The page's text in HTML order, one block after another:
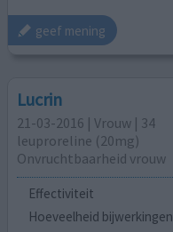
geef mening
Lucrin
21-03-2016 | Vrouw | 34
leuproreline (20mg)
Onvruchtbaarheid vrouw
Effectiviteit
Hoeveelheid bijwerkingen